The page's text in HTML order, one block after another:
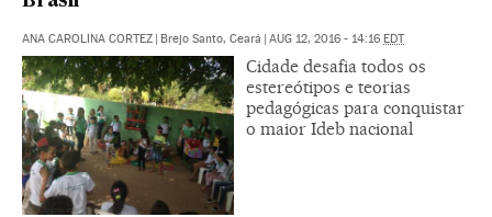
ANA CAROLINA CORTEZ | Brejo Santo, Ceará | AUG 12, 2016 - 14:16 EDT
Cidade desafia todos os
estereótipos e teorias
pedagógicas para conquistar
o maior Ideb nacional